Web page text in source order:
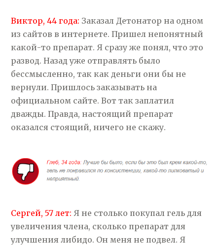
Виктор, 44 года: Заказал Детонатор на одном
из сайтов в интернете. Пришел непонятный
какой-то препарат. Я сразу же понял, что это
развод. Назад уже отправлять было
бессмысленно, так как деньги они бы не
вернули. Пришлось заказывать на
официальном сайте. Вот так заплатил
дважды. Правда, настоящий препарат
оказался стоящий, ничего не скажу.
Сергей, 57 лет: Я не столько покупал гель для
увеличения члена, сколько препарат для
улучшения либидо. Он меня не подвел. Я